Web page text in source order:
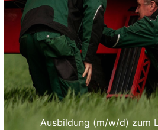
Ausbildung (m/w/d) zum